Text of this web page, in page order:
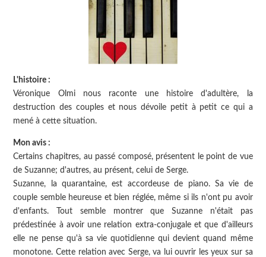
L'histoire :
Véronique Olmi nous raconte une histoire d'adultère, la
destruction des couples et nous dévoile petit à petit ce qui a
mené à cette situation.
Mon avis :
Certains chapitres, au passé composé, présentent le point de vue
de Suzanne; d'autres, au présent, celui de Serge.
Suzanne, la quarantaine, est accordeuse de piano. Sa vie de
couple semble heureuse et bien réglée, même si ils n'ont pu avoir
d'enfants. Tout semble montrer que Suzanne n'était pas
prédestinée à avoir une relation extra-conjugale et que d'ailleurs
elle ne pense qu'à sa vie quotidienne qui devient quand même
monotone. Cette relation avec Serge, va lui ouvrir les yeux sur sa